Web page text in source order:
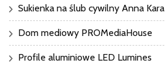
Sukienka na ślub cywilny Anna Kara
Dom mediowy PROMediaHouse
Profile aluminiowe LED Lumines